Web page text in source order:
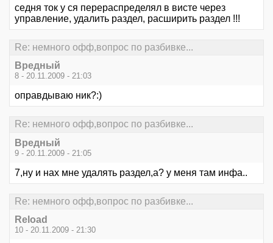
седня ток у ся перераспределял в висте через
управление, удалить раздел, расширить раздел !!!
Re: немного офф,вопрос по разбивке...
Вредный
8 - 20.11.2009 - 21:03
оправдываю ник?:)
Re: немного офф,вопрос по разбивке...
Вредный
9 - 20.11.2009 - 21:05
7,ну и нах мне удалять раздел,а? у меня там инфа..
Re: немного офф,вопрос по разбивке...
Reload
10 - 20.11.2009 - 21:30